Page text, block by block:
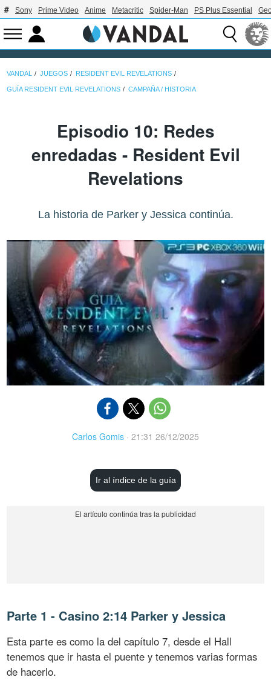
Sony Prime Video Anime Metacritic Spider-Man PS Plus Essential
VANDAL JUEGOS RESIDENT EVIL REVELATIONS
GUÍA RESIDENT EVIL REVELATIONS CAMPAÑA / HISTORIA
Episodio 10: Redes
enredadas - Resident Evil
Revelations
La historia de Parker y Jessica continúa.
Carlos Gomis · 21:31 26/12/2025
Ir al índice de la guía
Parte 1 - Casino 2:14 Parker y Jessica
Esta parte es como la del capítulo 7, desde el Hall
tenemos que ir hasta el puente y tenemos varias formas
de hacerlo.